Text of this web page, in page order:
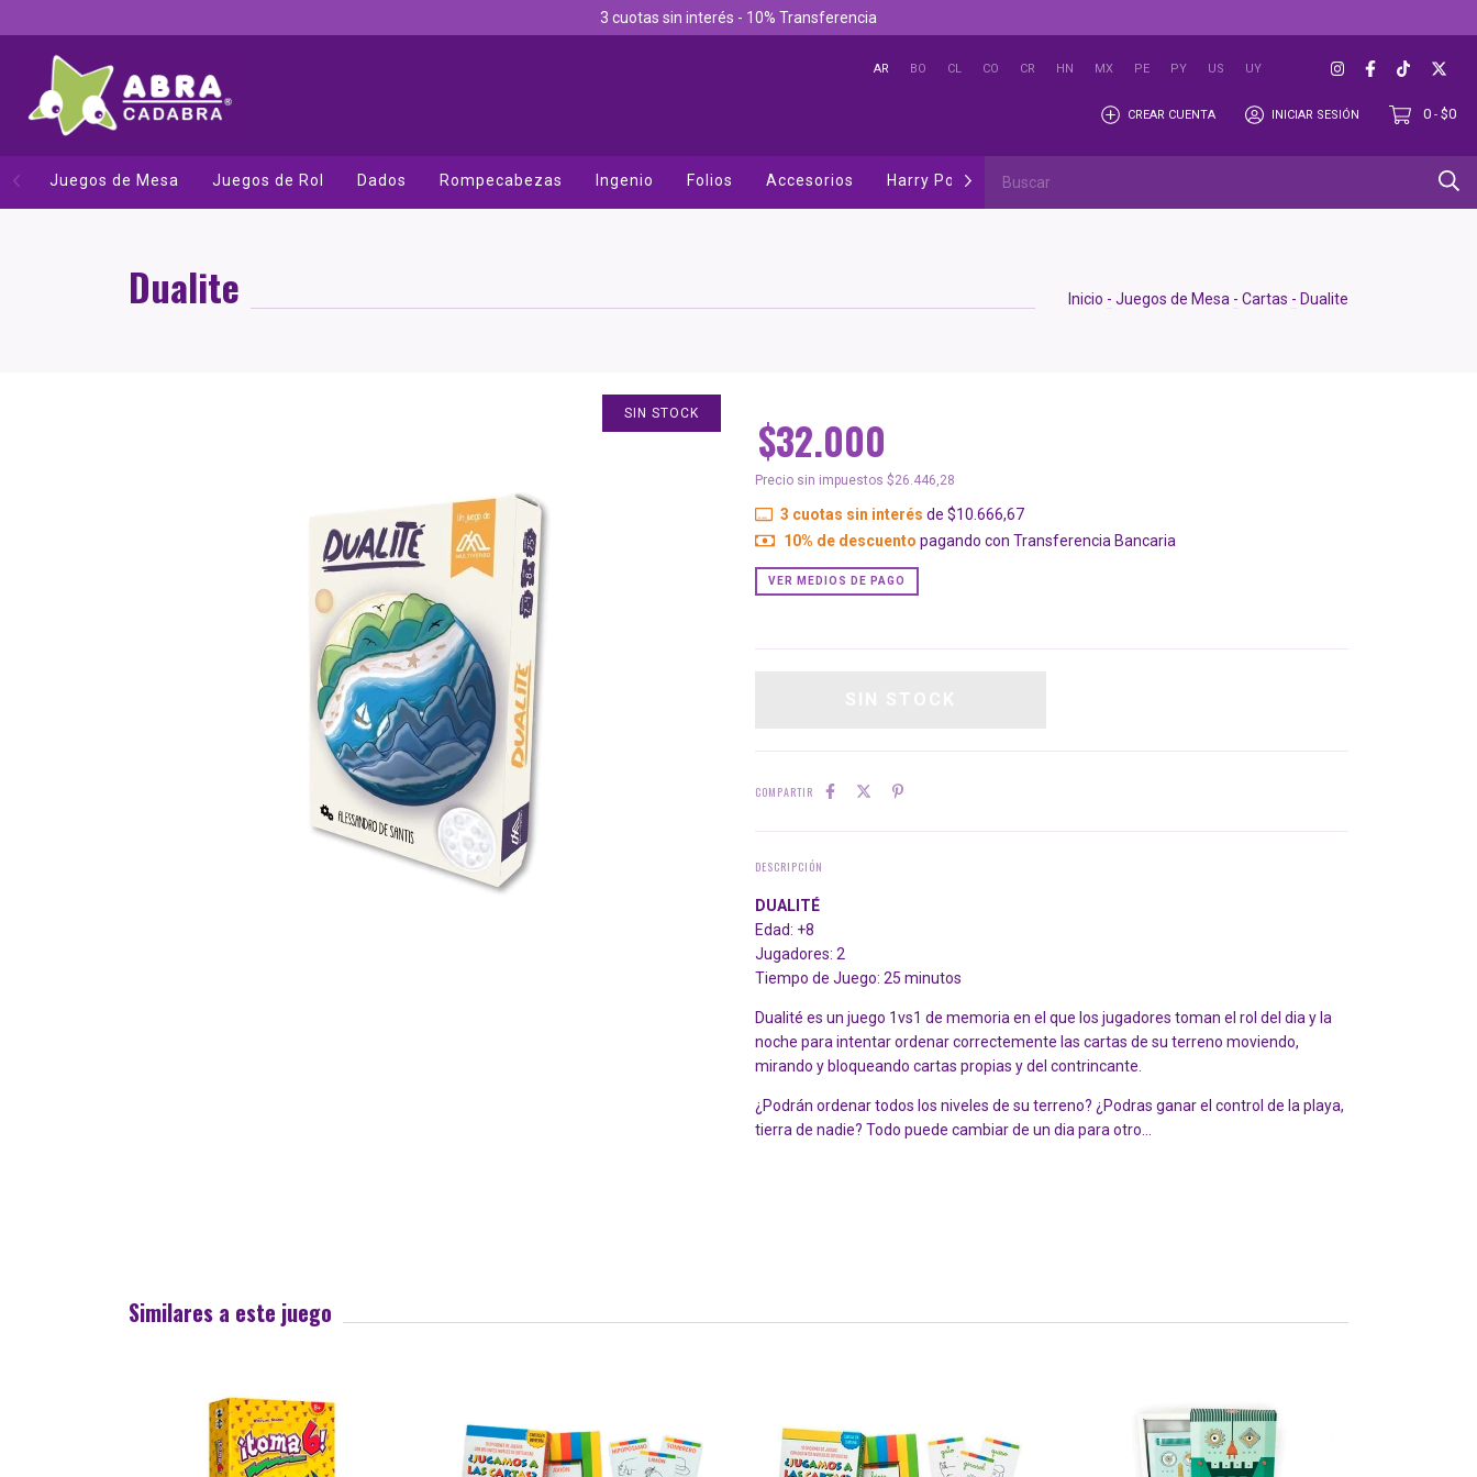
3 cuotas sin interés - 10% Transferencia
AR BO CL CO CR HN MX PE PY US UY
CREAR CUENTA INICIAR SESIÓN 0 - $0
Juegos de Mesa Juegos de Rol Dados Rompecabezas Ingenio Folios Accesorios Harry Potter OUTLET
Dualite Inicio - Juegos de Mesa - Cartas - Dualite
SIN STOCK $32.000
Precio sin impuestos $26.446,28
3 cuotas sin interés de $10.666,67
10% de descuento pagando con Transferencia Bancaria
VER MEDIOS DE PAGO
COMPARTIR
DESCRIPCIÓN
DUALITÉ
Edad: +8
Jugadores: 2
Tiempo de Juego: 25 minutos
Dualité es un juego 1vs1 de memoria en el que los jugadores toman el rol del dia y la
noche para intentar ordenar correctemente las cartas de su terreno moviendo,
mirando y bloqueando cartas propias y del contrincante.
¿Podrán ordenar todos los niveles de su terreno? ¿Podras ganar el control de la playa,
tierra de nadie? Todo puede cambiar de un dia para otro...
Similares a este juego